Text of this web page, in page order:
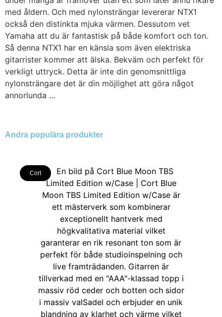
med åldern. Och med nylonsträngar levererar NTX1
också den distinkta mjuka värmen. Dessutom vet
Yamaha att du är fantastisk på både komfort och ton.
Så denna NTX1 har en känsla som även elektriska
gitarrister kommer att älska. Bekväm och perfekt för
verkligt uttryck. Detta är inte din genomsnittliga
nylonsträngare det är din möjlighet att göra något
annorlunda …
Andra populära produkter
Cort